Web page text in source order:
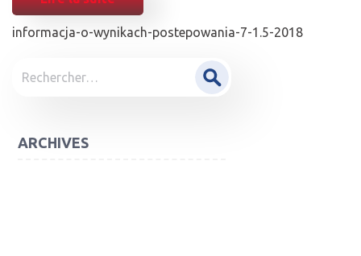
NAVIGATION
informacja-o-wynikach-postepowania-7-1.5-2018
ARCHIVES